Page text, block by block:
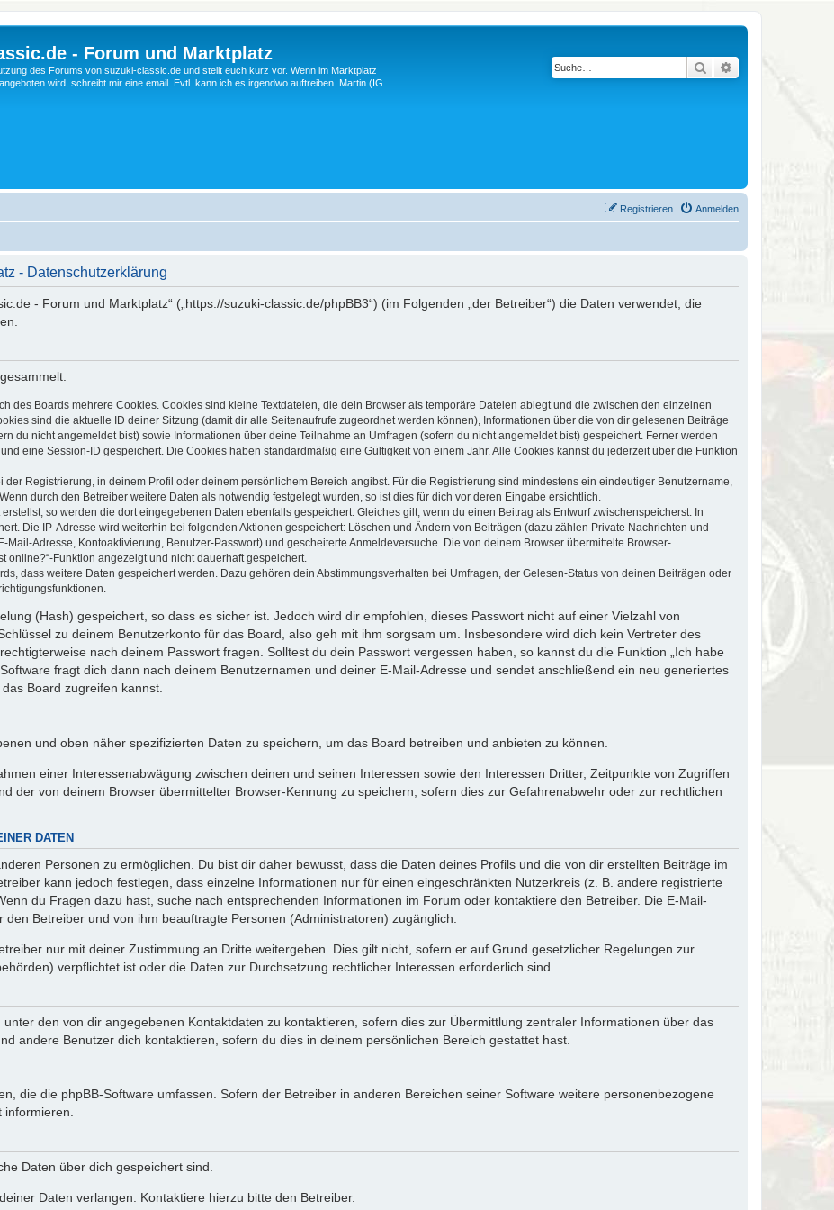
- Forum und Marktplatz
des Forums von suzuki-classic.de und stellt euch kurz vor. Wenn im Marktplatz
wird, schreibt mir eine email. Evtl. kann ich es irgendwo auftreiben. Martin (IG
Suche Erweiterte Suche
Anmelden
Registrieren
- Datenschutzerklärung
- Forum und Marktplatz“ („https://suzuki-classic.de/phpBB3“) (im Folgenden „der Betreiber“) die Daten verwendet, die
des Boards mehrere Cookies. Cookies sind kleine Textdateien, die dein Browser als temporäre Dateien ablegt und die zwischen den einzelnen
sind die aktuelle ID deiner Sitzung (damit dir alle Seitenaufrufe zugeordnet werden können), Informationen über die von dir gelesenen Beiträge
du nicht angemeldet bist) sowie Informationen über deine Teilnahme an Umfragen (sofern du nicht angemeldet bist) gespeichert. Ferner werden
eine Session-ID gespeichert. Die Cookies haben standardmäßig eine Gültigkeit von einem Jahr. Alle Cookies kannst du jederzeit über die Funktion
Registrierung, in deinem Profil oder deinem persönlichem Bereich angibst. Für die Registrierung sind mindestens ein eindeutiger Benutzername,
durch den Betreiber weitere Daten als notwendig festgelegt wurden, so ist dies für dich vor deren Eingabe ersichtlich.
so werden die dort eingegebenen Daten ebenfalls gespeichert. Gleiches gilt, wenn du einen Beitrag als Entwurf zwischenspeicherst. In
Die IP-Adresse wird weiterhin bei folgenden Aktionen gespeichert: Löschen und Ändern von Beiträgen (dazu zählen Private Nachrichten und
Mail-Adresse, Kontoaktivierung, Benutzer-Passwort) und gescheiterte Anmeldeversuche. Die von deinem Browser übermittelte Browser-
online?“-Funktion angezeigt und nicht dauerhaft gespeichert.
dass weitere Daten gespeichert werden. Dazu gehören dein Abstimmungsverhalten bei Umfragen, der Gelesen-Status von deinen Beiträgen oder
(Hash) gespeichert, so dass es sicher ist. Jedoch wird dir empfohlen, dieses Passwort nicht auf einer Vielzahl von
zu deinem Benutzerkonto für das Board, also geh mit ihm sorgsam um. Insbesondere wird dich kein Vertreter des
nach deinem Passwort fragen. Solltest du dein Passwort vergessen haben, so kannst du die Funktion „Ich habe
fragt dich dann nach deinem Benutzernamen und deiner E-Mail-Adresse und sendet anschließend ein neu generiertes
Board zugreifen kannst.
und oben näher spezifizierten Daten zu speichern, um das Board betreiben und anbieten zu können.
einer Interessenabwägung zwischen deinen und seinen Interessen sowie den Interessen Dritter, Zeitpunkte von Zugriffen
der von deinem Browser übermittelter Browser-Kennung zu speichern, sofern dies zur Gefahrenabwehr oder zur rechtlichen
DATEN
Personen zu ermöglichen. Du bist dir daher bewusst, dass die Daten deines Profils und die von dir erstellten Beiträge im
kann jedoch festlegen, dass einzelne Informationen nur für einen eingeschränkten Nutzerkreis (z. B. andere registrierte
du Fragen dazu hast, suche nach entsprechenden Informationen im Forum oder kontaktiere den Betreiber. Die E-Mail-
Betreiber und von ihm beauftragte Personen (Administratoren) zugänglich.
nur mit deiner Zustimmung an Dritte weitergeben. Dies gilt nicht, sofern er auf Grund gesetzlicher Regelungen zur
verpflichtet ist oder die Daten zur Durchsetzung rechtlicher Interessen erforderlich sind.
den von dir angegebenen Kontaktdaten zu kontaktieren, sofern dies zur Übermittlung zentraler Informationen über das
andere Benutzer dich kontaktieren, sofern du dies in deinem persönlichen Bereich gestattet hast.
die die phpBB-Software umfassen. Sofern der Betreiber in anderen Bereichen seiner Software weitere personenbezogene
informieren.
Daten über dich gespeichert sind.
Daten verlangen. Kontaktiere hierzu bitte den Betreiber.